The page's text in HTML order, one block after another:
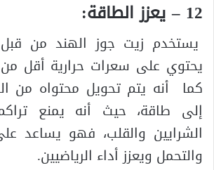
12 – يعزز الطاقة:
يستخدم زيت جوز الهند من قبل
يحتوي على سعرات حرارية أقل من
كما أنه يتم تحويل محتواه من
إلى طاقة، حيث أنه يمنع
الشرايين والقلب، فهو يساعد
والتحمل ويعزز أداء الرياضيين.